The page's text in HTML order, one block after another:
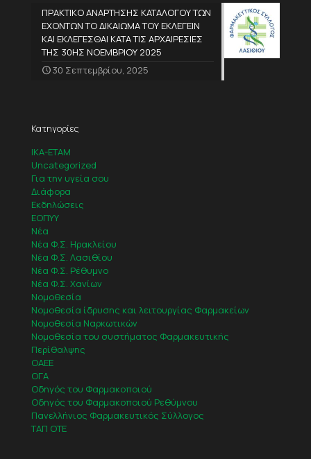
ΠΡΑΚΤΙΚΟ ΑΝΑΡΤΗΣΗΣ ΚΑΤΑΛΟΓΟΥ ΤΩΝ
ΕΧΟΝΤΩΝ ΤΟ ΔΙΚΑΙΩΜΑ ΤΟΥ ΕΚΛΕΓΕΙΝ
ΚΑΙ ΕΚΛΕΓΕΣΘΑΙ ΚΑΤΑ ΤΙΣ ΑΡΧΑΙΡΕΣΙΕΣ
ΤΗΣ 30ΗΣ ΝΟΕΜΒΡΙΟΥ 2025
30 Σεπτεμβρίου, 2025
Κατηγορίες
IKA-ETAM
Uncategorized
Για την υγεία σου
Διάφορα
Εκδηλώσεις
ΕΟΠΥΥ
Νέα
Νέα Φ.Σ. Ηρακλείου
Νέα Φ.Σ. Λασιθίου
Νέα Φ.Σ. Ρέθυμνο
Νέα Φ.Σ. Χανίων
Νομοθεσία
Νομοθεσία ίδρυσης και λειτουργίας Φαρμακείων
Νομοθεσία Ναρκωτικών
Νομοθεσία του συστήματος Φαρμακευτικής
Περίθαλψης
ΟΑΕΕ
ΟΓΑ
Οδηγός του Φαρμακοποιού
Οδηγός του Φαρμακοποιού Ρεθύμνου
Πανελλήνιος Φαρμακευτικός Σύλλογος
ΤΑΠ ΟΤΕ